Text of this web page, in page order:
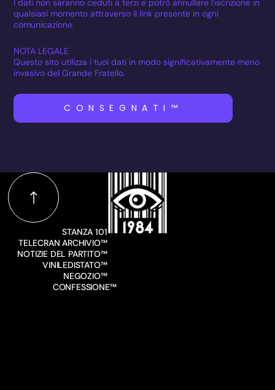
I dati non saranno ceduti a terzi e potrò annullare l'iscrizione in
qualsiasi momento attraverso il link presente in ogni
comunicazione.
NOTA LEGALE
Questo sito utilizza i tuoi dati in modo significativamente meno
invasivo del Grande Fratello.
CONSEGNATI™
STANZA 101
TELECRAN ARCHIVIO™
NOTIZIE DEL PARTITO™
VINILEDISTATO™
NEGOZIO™
CONFESSIONE™